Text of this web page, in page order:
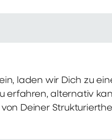
laden wir Dich zu
erfahren, alternativ
Deiner